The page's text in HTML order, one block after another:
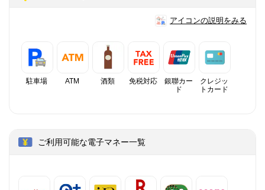
アイコンの説明をみる
駐車場 ATM 酒類 免税対応
銀聯カー
ド
クレジッ
トカード
ご利用可能な電子マネー一覧